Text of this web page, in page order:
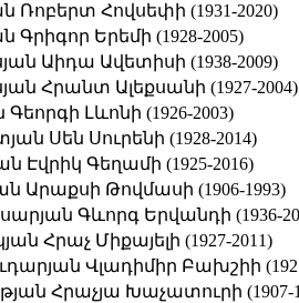
Ռոբերտ Հովսեփի (1931-2020)
Գրիգոր Երեմի (1928-2005)
Աիդա Ավետիսի (1938-2009)
Հրանտ Ալեքսանի (1927-2004)
Գեորգի Լևոնի (1926-2003)
Սեն Սուրենի (1928-2014)
Էվրիկ Գեղամի (1925-2016)
Արաքսի Թովմասի (1906-1993)
Գևորգ Երվանդի (1936-
Հրաչ Միքայելի (1927-2011)
Վլադիմիր Բախշիի
Հրաչյա Խաչատուրի (1907-